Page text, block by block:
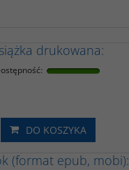
drukowana:
:
DO KOSZYKA
(format epub, mobi):